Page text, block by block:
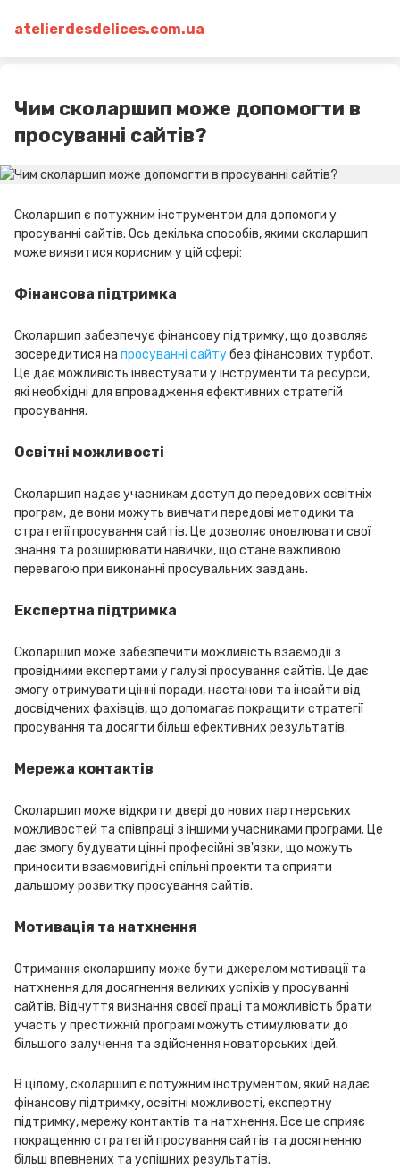
atelierdesdelices.com.ua
Чим сколаршип може допомогти в
просуванні сайтів?
Сколаршип є потужним інструментом для допомоги у
просуванні сайтів. Ось декілька способів, якими сколаршип
може виявитися корисним у цій сфері:
Фінансова підтримка
Сколаршип забезпечує фінансову підтримку, що дозволяє
зосередитися на просуванні сайтубез фінансових турбот.
Це дає можливість інвестувати у інструменти та ресурси,
які необхідні для впровадження ефективних стратегій
просування.
Освітні можливості
Сколаршип надає учасникам доступ до передових освітніх
програм, де вони можуть вивчати передові методики та
стратегії просування сайтів. Це дозволяє оновлювати свої
знання та розширювати навички, що стане важливою
перевагою при виконанні просувальних завдань.
Експертна підтримка
Сколаршип може забезпечити можливість взаємодії з
провідними експертами у галузі просування сайтів. Це дає
змогу отримувати цінні поради, настанови та інсайти від
досвідчених фахівців, що допомагає покращити стратегії
просування та досягти більш ефективних результатів.
Мережа контактів
Сколаршип може відкрити двері до нових партнерських
можливостей та співпраці з іншими учасниками програми. Це
дає змогу будувати цінні професійні зв'язки, що можуть
приносити взаємовигідні спільні проекти та сприяти
дальшому розвитку просування сайтів.
Мотивація та натхнення
Отримання сколаршипу може бути джерелом мотивації та
натхнення для досягнення великих успіхів у просуванні
сайтів. Відчуття визнання своєї праці та можливість брати
участь у престижній програмі можуть стимулювати до
більшого залучення та здійснення новаторських ідей.
В цілому, сколаршип є потужним інструментом, який надає
фінансову підтримку, освітні можливості, експертну
підтримку, мережу контактів та натхнення. Все це сприяє
покращенню стратегій просування сайтів та досягненню
більш впевнених та успішних результатів.